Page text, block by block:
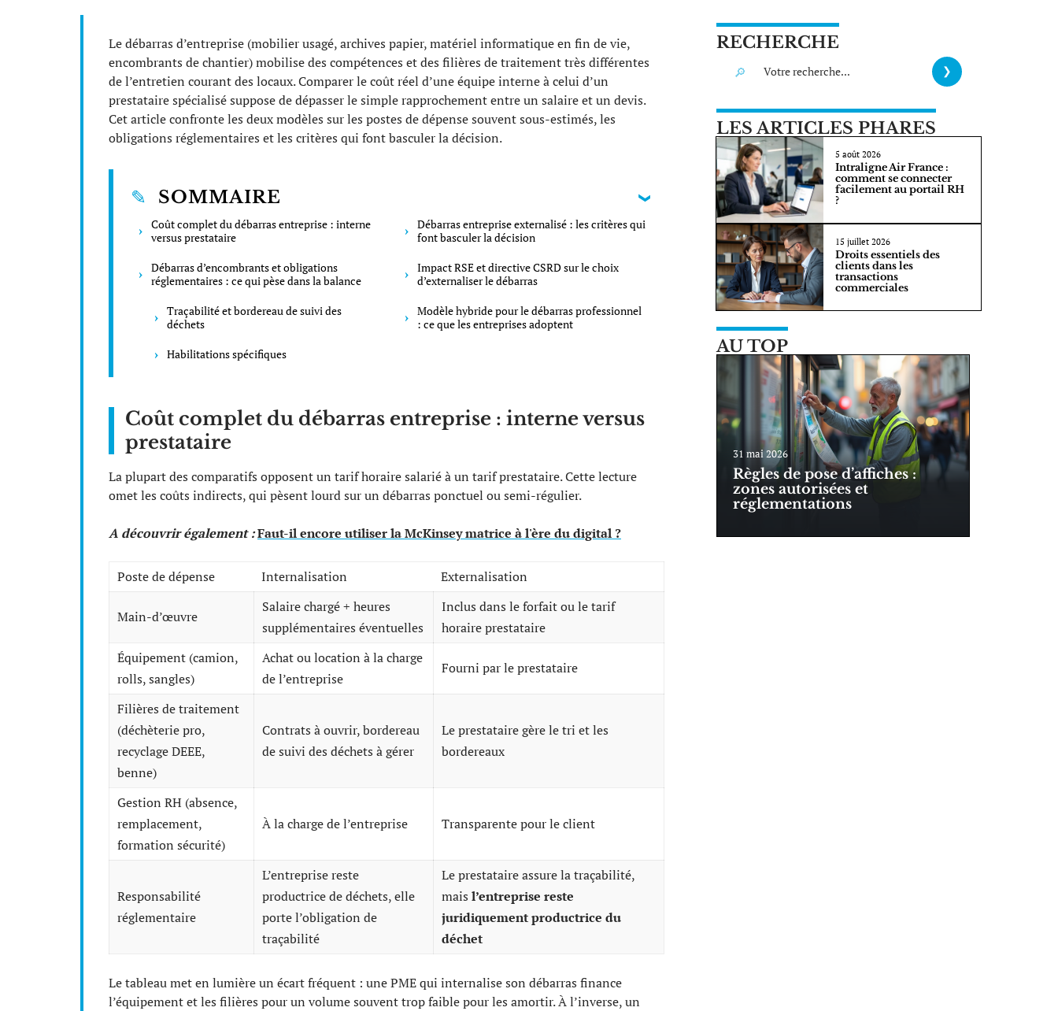
Le débarras d’entreprise (mobilier usagé, archives papier, matériel informatique en fin de vie,
encombrants de chantier) mobilise des compétences et des filières de traitement très différentes
de l’entretien courant des locaux. Comparer le coût réel d’une équipe interne à celui d’un
prestataire spécialisé suppose de dépasser le simple rapprochement entre un salaire et un devis.
Cet article confronte les deux modèles sur les postes de dépense souvent sous-estimés, les
obligations réglementaires et les critères qui font basculer la décision.
SOMMAIRE
Coût complet du débarras entreprise : interne
versus prestataire
Débarras d’encombrants et obligations
réglementaires : ce qui pèse dans la balance
Traçabilité et bordereau de suivi des
déchets
Habilitations spécifiques
Débarras entreprise externalisé : les critères qui
font basculer la décision
Impact RSE et directive CSRD sur le choix
d’externaliser le débarras
Modèle hybride pour le débarras professionnel
: ce que les entreprises adoptent
Coût complet du débarras entreprise : interne versus
prestataire
La plupart des comparatifs opposent un tarif horaire salarié à un tarif prestataire. Cette lecture
omet les coûts indirects, qui pèsent lourd sur un débarras ponctuel ou semi-régulier.
A découvrir également :Faut-il encore utiliser la McKinsey matrice à l'ère du digital ?
Poste de dépense Internalisation Externalisation
Main-d’œuvre
Salaire chargé + heures
supplémentaires éventuelles
Inclus dans le forfait ou le tarif
horaire prestataire
Équipement (camion,
rolls, sangles)
Achat ou location à la charge
de l’entreprise
Fourni par le prestataire
Filières de traitement
(déchèterie pro,
recyclage DEEE,
benne)
Contrats à ouvrir, bordereau
de suivi des déchets à gérer
Le prestataire gère le tri et les
bordereaux
Gestion RH (absence,
remplacement,
formation sécurité)
À la charge de l’entreprise Transparente pour le client
Responsabilité
réglementaire
L’entreprise reste
productrice de déchets, elle
porte l’obligation de
traçabilité
Le prestataire assure la traçabilité,
mais l’entreprise reste
juridiquement productrice du
déchet
Le tableau met en lumière un écart fréquent : une PME qui internalise son débarras finance
l’équipement et les filières pour un volume souvent trop faible pour les amortir. À l’inverse, un
RECHERCHE
LES ARTICLES PHARES
5 août 2026
Intraligne Air France :
comment se connecter
facilement au portail RH
?
15 juillet 2026
Droits essentiels des
clients dans les
transactions
commerciales
AU TOP
31 mai 2026
Règles de pose d’affiches :
zones autorisées et
réglementations